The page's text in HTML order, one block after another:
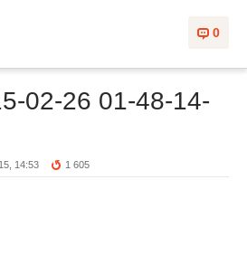
0
02-26 01-48-14-
14:53 1 605